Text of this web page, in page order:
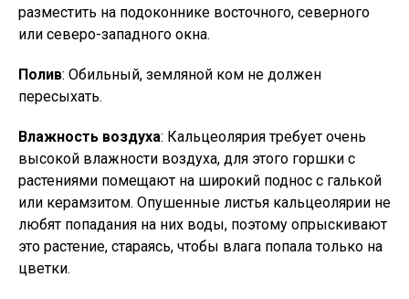
разместить на подоконнике восточного, северного
или северо-западного окна.
Полив: Обильный, земляной ком не должен
пересыхать.
Влажность воздуха: Кальцеолярия требует очень
высокой влажности воздуха, для этого горшки с
растениями помещают на широкий поднос с галькой
или керамзитом. Опушенные листья кальцеолярии не
любят попадания на них воды, поэтому опрыскивают
это растение, стараясь, чтобы влага попала только на
цветки.